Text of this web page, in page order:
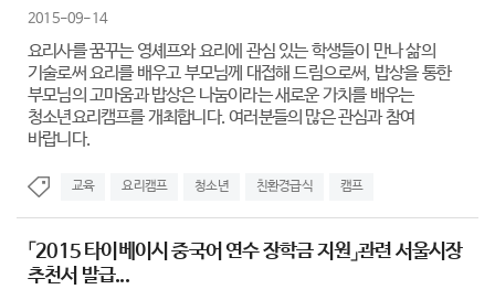
2015-09-14
요리사를 꿈꾸는 영셰프와 요리에 관심 있는 학생들이 만나 삶의
기술로써 요리를 배우고 부모님께 대접해 드림으로써, 밥상을 통한
부모님의 고마움과 밥상은 나눔이라는 새로운 가치를 배우는
청소년요리캠프를 개최합니다. 여러분들의 많은 관심과 참여
바랍니다.
교육 요리캠프 청소년 친환경급식 캠프
「2015 타이베이시 중국어 연수 장학금 지원」관련 서울시장
추천서 발급...